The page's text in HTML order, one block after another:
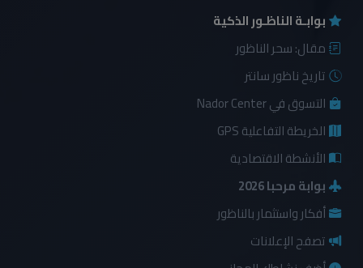
بوابـة الناظـور الذكية
مقال: سحر الناظور
تاريخ ناظور سانتر
التسوق في Nador Center
الخريطة التفاعلية GPS
الأنشطة الاقتصادية
بوابة مرحبا 2026
أفكار واستثمار بالناظور
تصفح الإعلانات